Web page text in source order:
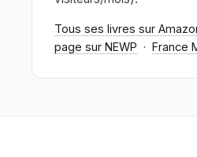
Tous ses livres sur
page sur NEWP · France